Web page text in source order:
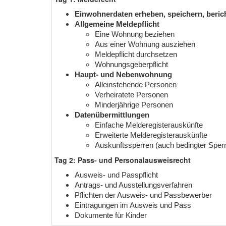
Einwohnerdaten erheben, speichern,
Allgemeine Meldepflicht
Eine Wohnung beziehen
Aus einer Wohnung ausziehen
Meldepflicht durchsetzen
Wohnungsgeberpflicht
Haupt- und Nebenwohnung
Alleinstehende Personen
Verheiratete Personen
Minderjährige Personen
Datenübermittlungen
Einfache Melderegisterauskünfte
Erweiterte Melderegisterauskünfte
Auskunftssperren (auch bedingter
Tag 2: Pass- und Personalausweisrecht
Ausweis- und Passpflicht
Antrags- und Ausstellungsverfahren
Pflichten der Ausweis- und Passbewerber
Eintragungen im Ausweis und Pass
Dokumente für Kinder